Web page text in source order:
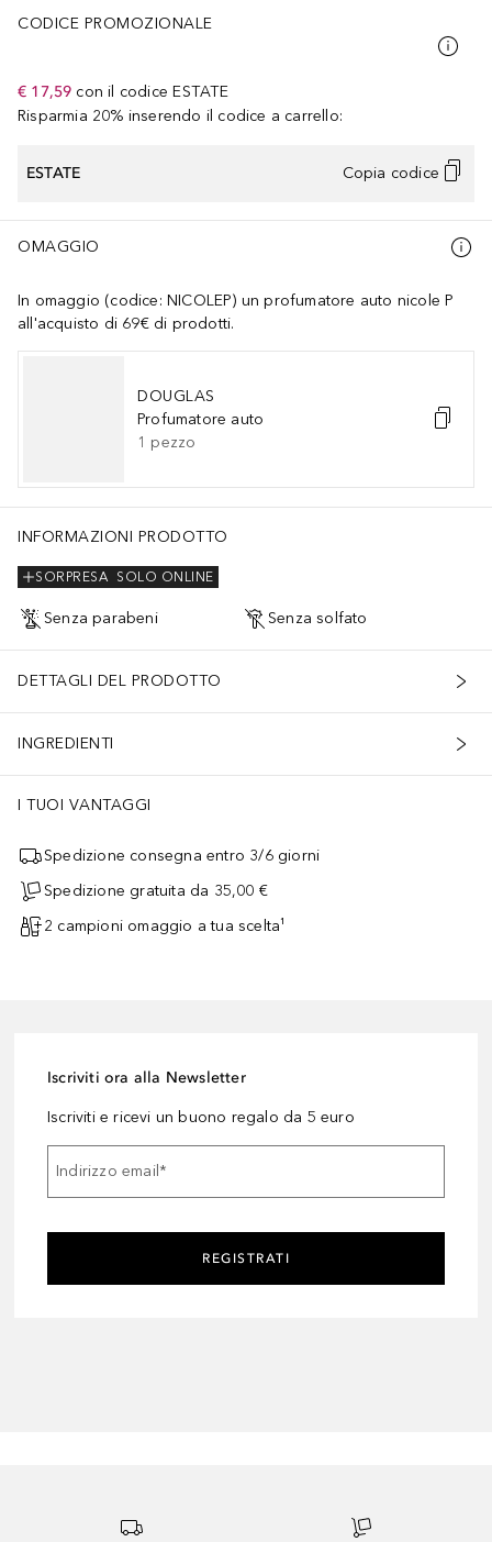
CODICE PROMOZIONALE
€ 17,59 con il codice ESTATE
Risparmia 20% inserendo il codice a carrello:
ESTATE Copia codice
OMAGGIO
In omaggio (codice: NICOLEP) un profumatore auto nicole P
all'acquisto di 69€ di prodotti.
DOUGLAS
Profumatore auto
1 pezzo
INFORMAZIONI PRODOTTO
SOLO ONLINE
SORPRESA
Senza parabeni Senza solfato
DETTAGLI DEL PRODOTTO
INGREDIENTI
I TUOI VANTAGGI
Spedizione consegna entro 3/6 giorni
Spedizione gratuita da 35,00 €
2 campioni omaggio a tua scelta¹
Iscriviti ora alla Newsletter
Iscriviti e ricevi un buono regalo da 5 euro
Indirizzo email*
REGISTRATI